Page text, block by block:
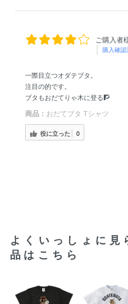
ご購入者
購入確認
一際目立つオダテブタ。
注目の的です。
ブタもおだてりゃ木に登る🧗
商品： おだてブタ Tシャツ
役に立った 0
よくいっしょに見
品はこちら